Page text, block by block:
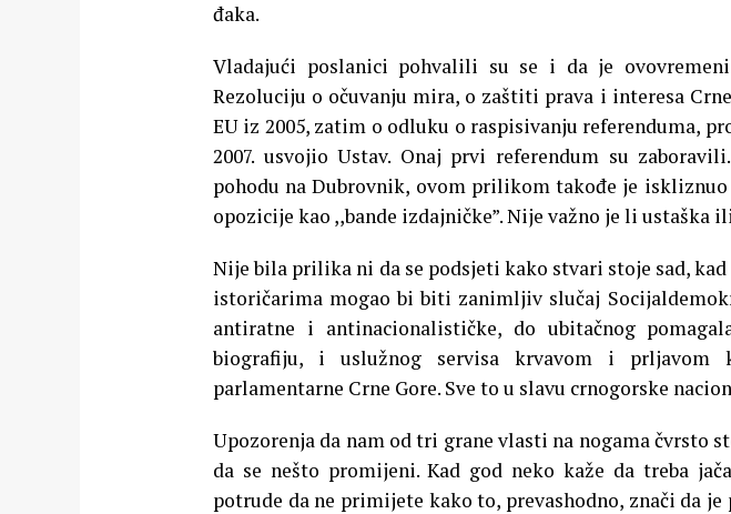
đaka.
Vladajući poslanici pohvalili su se i da je
Rezoluciju o očuvanju mira, o zaštiti prava i interesa
EU iz 2005, zatim o odluku o raspisivanju referenduma,
2007. usvojio Ustav. Onaj prvi referendum su
pohodu na Dubrovnik, ovom prilikom takođe je
opozicije kao ,,bande izdajničke”. Nije važno je li ustaška
Nije bila prilika ni da se podsjeti kako stvari stoje sad,
istoričarima mogao bi biti zanimljiv slučaj
antiratne i antinacionalističke, do ubitačnog
biografiju, i uslužnog servisa krvavom i
parlamentarne Crne Gore. Sve to u slavu crnogorske
Upozorenja da nam od tri grane vlasti na nogama čvrsto
da se nešto promijeni. Kad god neko kaže da treba
potrude da ne primijete kako to, prevashodno, znači da